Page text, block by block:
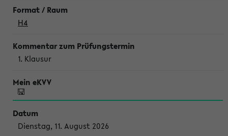
H4
1. Klausur
Dienstag, 11. August 2026